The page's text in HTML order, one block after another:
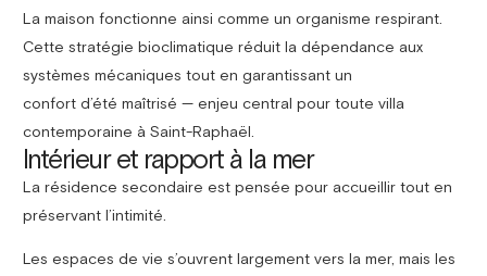
La maison fonctionne ainsi comme un organisme respirant.
Cette stratégie bioclimatique réduit la dépendance aux
systèmes mécaniques tout en garantissant un
confort d’été maîtrisé — enjeu central pour toute villa
contemporaine à Saint-Raphaël.
Intérieur et rapport à la mer
La résidence secondaire est pensée pour accueillir tout en
préservant l’intimité.
Les espaces de vie s’ouvrent largement vers la mer, mais les